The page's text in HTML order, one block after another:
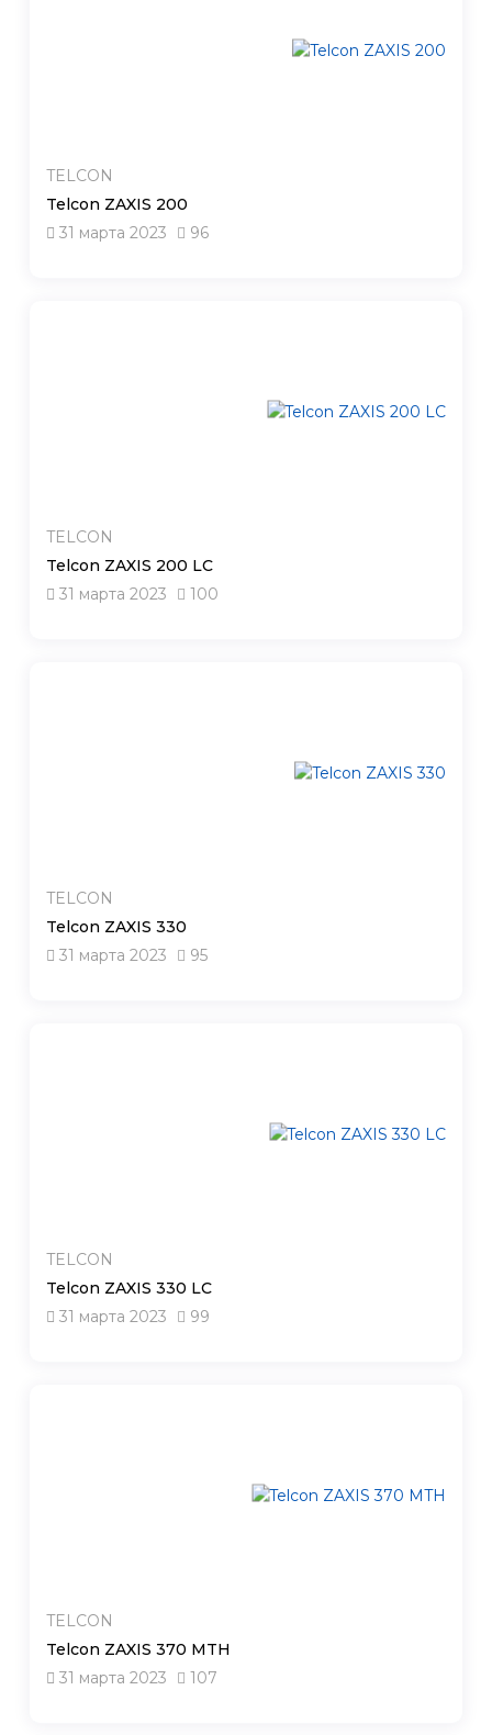
TELCON
Telcon ZAXIS 200
31 марта 2023
96
TELCON
Telcon ZAXIS 200 LC
31 марта 2023
100
TELCON
Telcon ZAXIS 330
31 марта 2023
95
TELCON
Telcon ZAXIS 330 LC
31 марта 2023
99
TELCON
Telcon ZAXIS 370 MTH
31 марта 2023
107